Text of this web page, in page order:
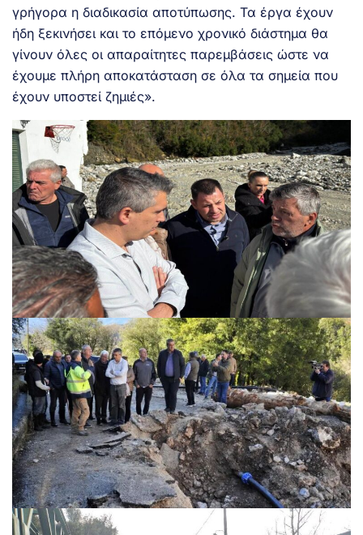
γρήγορα η διαδικασία αποτύπωσης. Τα έργα έχουν
ήδη ξεκινήσει και το επόμενο χρονικό διάστημα θα
γίνουν όλες οι απαραίτητες παρεμβάσεις ώστε να
έχουμε πλήρη αποκατάσταση σε όλα τα σημεία που
έχουν υποστεί ζημιές».